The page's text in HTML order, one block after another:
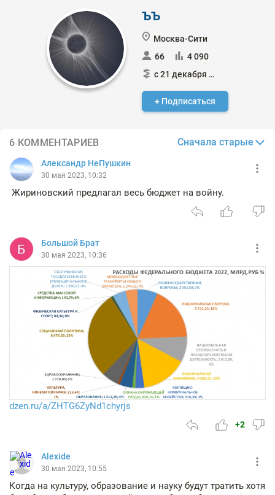
ЪЪ
Москва-Сити
66
4 090
с 21 декабря 2016
+ Подписаться
6 КОММЕНТАРИЕВ Сначала старые
Александр НеПушкин
30 мая 2023, 10:32
Жириновский предлагал весь бюджет на войну.
Большой Брат
30 мая 2023, 10:36
dzen.ru/a/ZHTG6ZyNd1chyrjs
+2
Alexide
30 мая 2023, 10:55
Когда на культуру, образование и науку будут тратить хотя